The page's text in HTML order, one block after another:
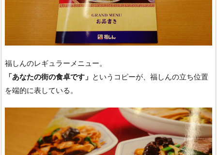
福しんのレギュラーメニュー。
「あなたの街の食卓です」 というコピーが、福しんの立ち位置
を端的に表している。